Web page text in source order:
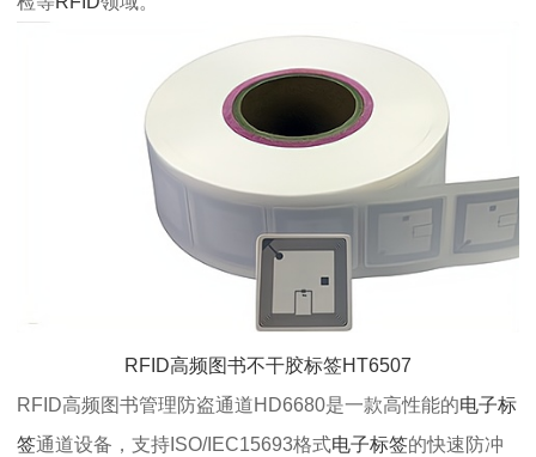
RFID高频图书不干胶标签HT6507
RFID高频图书管理防盗通道HD6680是一款高性能的电子标
签通道设备，支持ISO/IEC15693格式电子标签的快速防冲